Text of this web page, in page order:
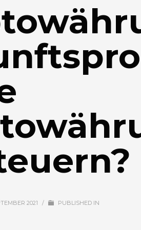
2021 /
PUBLISHED IN